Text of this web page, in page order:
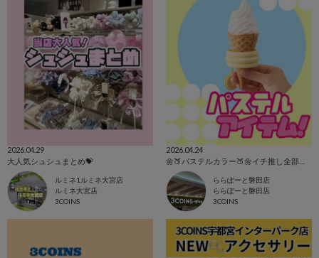
2026.04.29
大人気シュシュまとめ💝
ルミネ1ルミネ大宮店
ルミネ大宮店
3COINS
2026.04.24
🌼🍑パステルカラー🍑🌼イチ推し全部見せッ
ららぽーと磐田店
ららぽーと磐田店
3COINS